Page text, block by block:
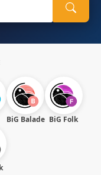
BiG Balade BiG Folk